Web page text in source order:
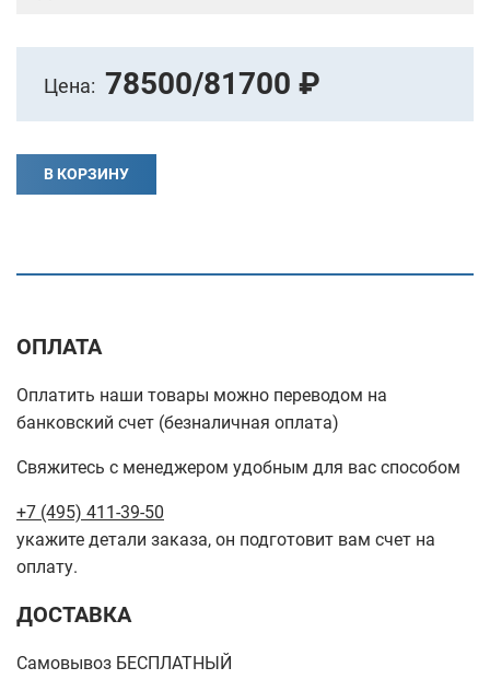
Цена: 78500/81700 ₽
В КОРЗИНУ
ОПЛАТА
Оплатить наши товары можно переводом на
банковский счет (безналичная оплата)
Свяжитесь с менеджером удобным для вас способом
+7 (495) 411-39-50
укажите детали заказа, он подготовит вам счет на
оплату.
ДОСТАВКА
Самовывоз БЕСПЛАТНЫЙ